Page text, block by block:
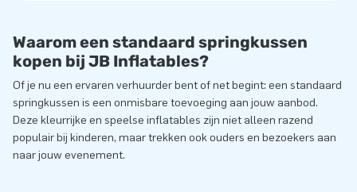
Waarom een standaard springkussen
kopen bij JB Inflatables?
Of je nu een ervaren verhuurder bent of net begint: een standaard
springkussen is een onmisbare toevoeging aan jouw aanbod.
Deze kleurrijke en speelse inflatables zijn niet alleen razend
populair bij kinderen, maar trekken ook ouders en bezoekers aan
naar jouw evenement.